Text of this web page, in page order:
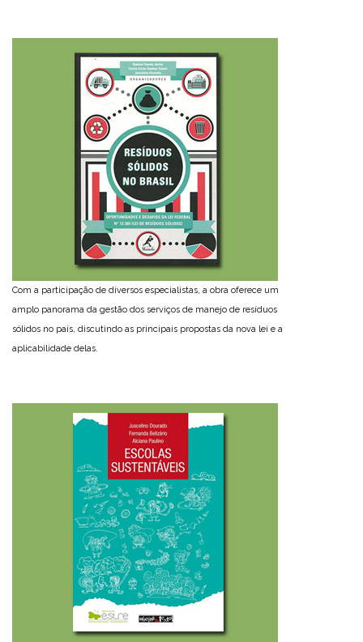
Com a participação de diversos especialistas, a obra oferece um
amplo panorama da gestão dos serviços de manejo de resíduos
sólidos no país, discutindo as principais propostas da nova lei e a
aplicabilidade delas.